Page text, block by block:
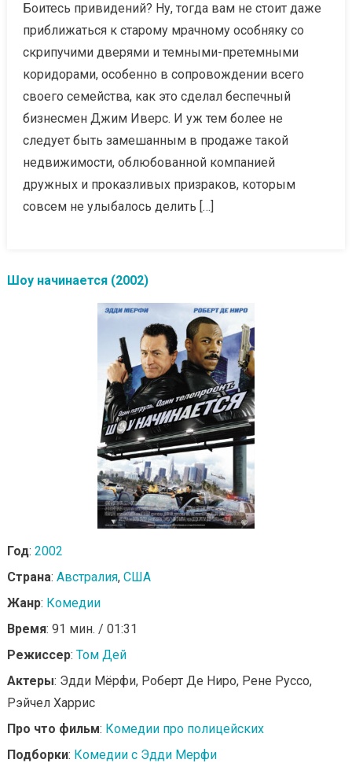
Боитесь привидений? Ну, тогда вам не стоит даже
приближаться к старому мрачному особняку со
скрипучими дверями и темными-претемными
коридорами, особенно в сопровождении всего
своего семейства, как это сделал беспечный
бизнесмен Джим Иверс. И уж тем более не
следует быть замешанным в продаже такой
недвижимости, облюбованной компанией
дружных и проказливых призраков, которым
совсем не улыбалось делить […]
Шоу начинается (2002)
Год: 2002
Страна: Австралия, США
Жанр: Комедии
Время: 91 мин. / 01:31
Режиссер: Том Дей
Актеры: Эдди Мёрфи, Роберт Де Ниро, Рене Руссо,
Рэйчел Харрис
Про что фильм: Комедии про полицейских
Подборки: Комедии с Эдди Мерфи